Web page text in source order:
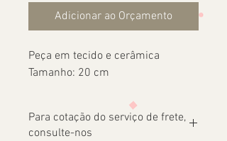
Adicionar ao Orçamento
Peça em tecido e cerâmica
Tamanho: 20 cm
Para cotação do serviço de frete,
consulte-nos